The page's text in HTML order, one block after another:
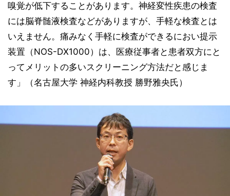
嗅覚が低下することがあります。神経変性疾患の検査
には脳脊髄液検査などがありますが、手軽な検査とは
いえません。痛みなく手軽に検査ができるにおい提示
装置（NOS-DX1000）は、医療従事者と患者双方にと
ってメリットの多いスクリーニング方法だと感じま
す」（名古屋大学 神経内科教授 勝野雅央氏）